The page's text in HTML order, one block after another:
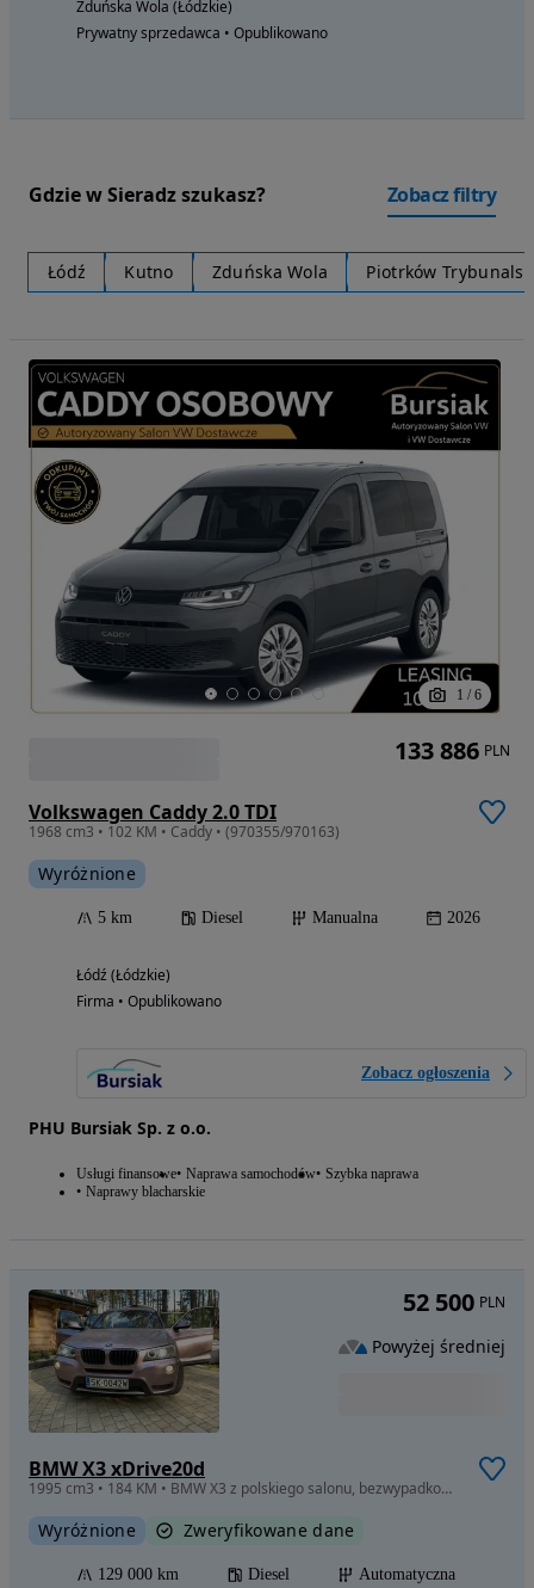
Zduńska Wola (Łódzkie)
Prywatny sprzedawca • Opublikowano
Gdzie w Sieradz szukasz? Zobacz filtry
Łódź Kutno Zduńska Wola Piotrków
1 / 6
Volkswagen Caddy 2.0 TDI
1968 cm3 • 102 KM • Caddy • (970355/970163)
Wyróżnione
5 km Diesel Manualna 2026
Łódź (Łódzkie)
Firma • Opublikowano
Zobacz ogłoszenia
PHU Bursiak Sp. z o.o.
Usługi finansowe Naprawa samochodów Szybka naprawa
Naprawy blacharskie
133 886 PLN
BMW X3 xDrive20d
1995 cm3 • 184 KM • BMW X3 z polskiego salonu, bezwypadkowe, stan bardzo dobry.
Wyróżnione Zweryfikowane dane
129 000 km Diesel
Automatyczna
52 500 PLN
Powyżej średniej